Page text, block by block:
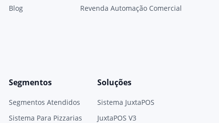
Blog
Revenda Automação Comercial
Segmentos
Segmentos Atendidos
Sistema Para Pizzarias
Soluções
Sistema JuxtaPOS
JuxtaPOS V3